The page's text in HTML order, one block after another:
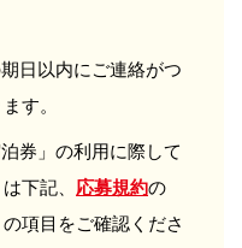
日以内にご連絡がつ
す。
券」の利用に際して
下記、 応募規約の
項目をご確認くださ